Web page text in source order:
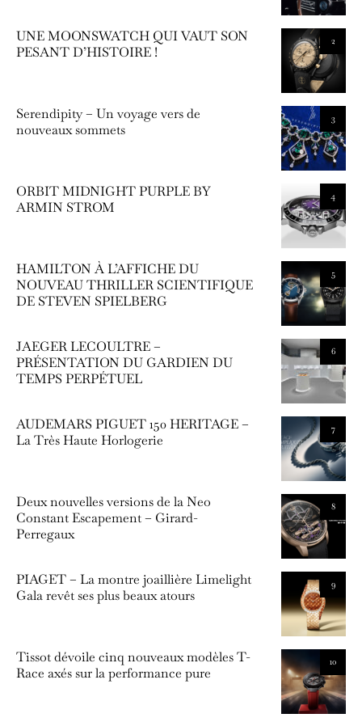
2
UNE MOONSWATCH QUI VAUT SON
PESANT D’HISTOIRE !
3
Serendipity – Un voyage vers de
nouveaux sommets
4
ORBIT MIDNIGHT PURPLE BY
ARMIN STROM
5
HAMILTON À L’AFFICHE DU
NOUVEAU THRILLER SCIENTIFIQUE
DE STEVEN SPIELBERG
6
JAEGER LECOULTRE –
PRÉSENTATION DU GARDIEN DU
TEMPS PERPÉTUEL
7
AUDEMARS PIGUET 150 HERITAGE –
La Très Haute Horlogerie
8
Deux nouvelles versions de la Neo
Constant Escapement – Girard-
Perregaux
9
PIAGET – La montre joaillière Limelight
Gala revêt ses plus beaux atours
10
Tissot dévoile cinq nouveaux modèles T-
Race axés sur la performance pure